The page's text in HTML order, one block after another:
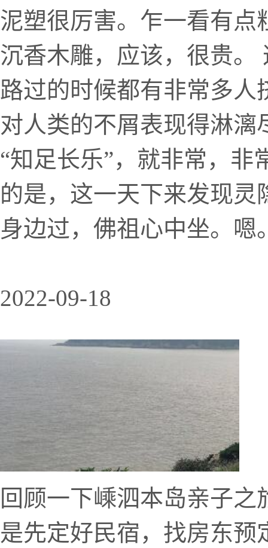
泥塑很厉害。乍一看有点
沉香木雕，应该，很贵。
路过的时候都有非常多
对人类的不屑表现得淋
“知足长乐”，就非常，
的是，这一天下来发现
身边过，佛祖心中坐。嗯
2022-09-18
回顾一下嵊泗本岛亲子
是先定好民宿，找房东